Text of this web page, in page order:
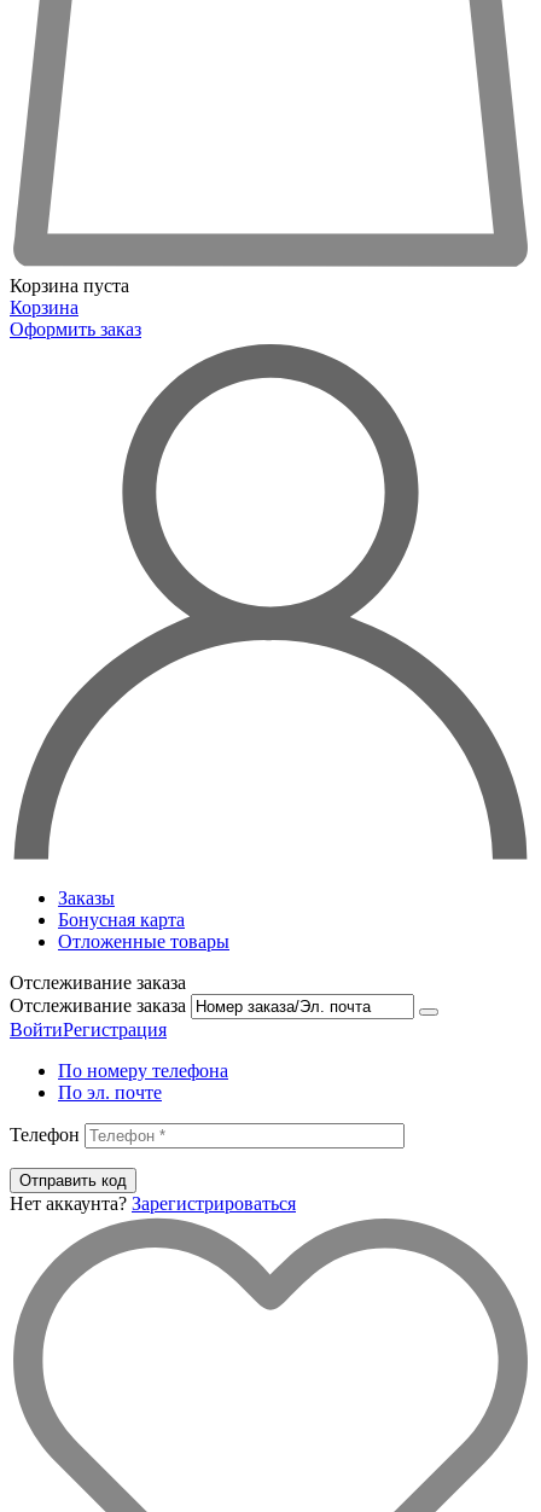
Корзина пуста
Корзина
Оформить заказ
Заказы
Бонусная карта
Отложенные товары
Отслеживание заказа
Отслеживание заказа
ВойтиРегистрация
По номеру телефона
По эл. почте
Телефон
Отправить код
Нет аккаунта? Зарегистрироваться